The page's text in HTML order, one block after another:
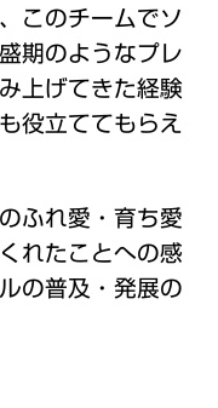
このチームでソ
期のようなプレ
上げてきた経験
役立ててもらえ
ふれ愛・育ち愛
れたことへの感
の普及・発展の